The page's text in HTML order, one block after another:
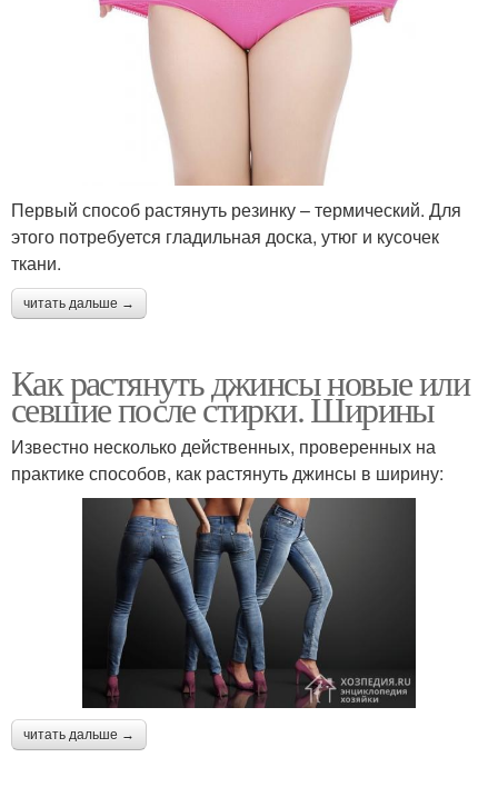
Первый способ растянуть резинку – термический. Для
этого потребуется гладильная доска, утюг и кусочек
ткани.
читать дальше →
Как растянуть джинсы новые или
севшие после стирки. Ширины
Известно несколько действенных, проверенных на
практике способов, как растянуть джинсы в ширину:
читать дальше →